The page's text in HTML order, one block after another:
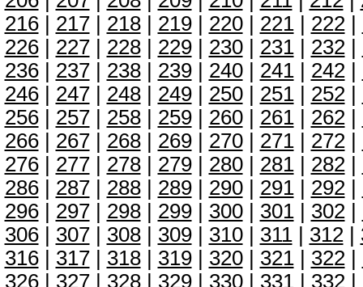
216| 217| 218| 219| 220| 221| 222|
226| 227| 228| 229| 230| 231| 232|
236| 237| 238| 239| 240| 241| 242|
246| 247| 248| 249| 250| 251| 252|
256| 257| 258| 259| 260| 261| 262|
266| 267| 268| 269| 270| 271| 272|
276| 277| 278| 279| 280| 281| 282|
286| 287| 288| 289| 290| 291| 292|
296| 297| 298| 299| 300| 301| 302|
306| 307| 308| 309| 310| 311| 312|
316| 317| 318| 319| 320| 321| 322|
326| 327| 328| 329| 330| 331| 332|